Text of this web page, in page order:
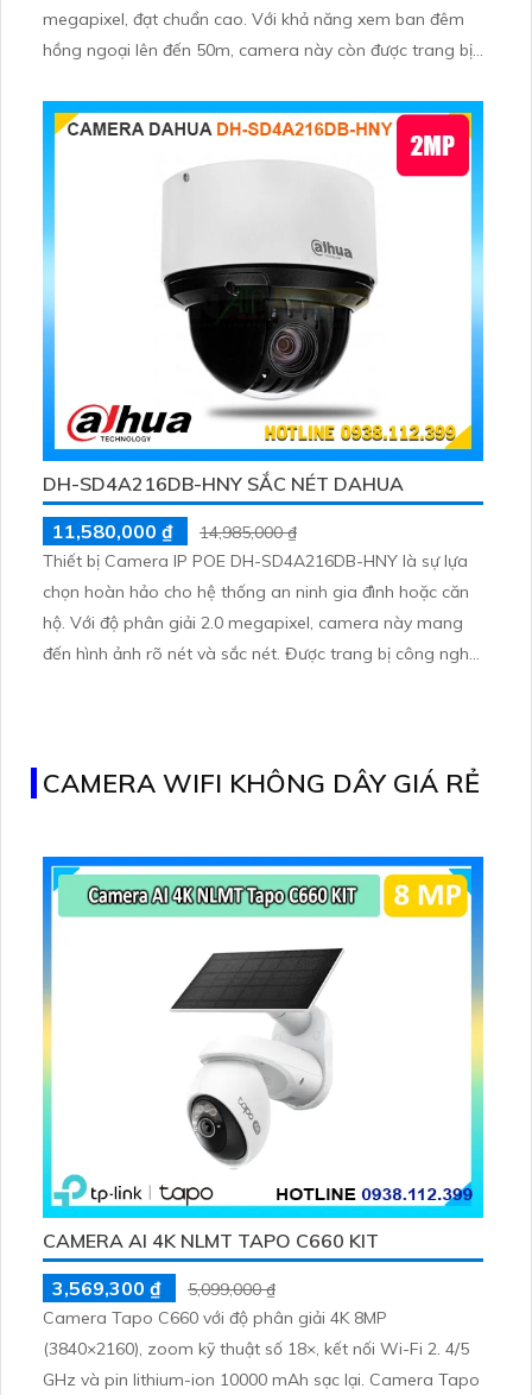
megapixel, đạt chuẩn cao. Với khả năng xem ban đêm
hồng ngoại lên đến 50m, camera này còn được trang bị
giúp tái tạo màu sắc trung thực, lắp đặt dễ dàng cho
gia đình, căn hộ
DH-SD4A216DB-HNY SẮC NÉT DAHUA
11,580,000 ₫
14,985,000 ₫
Thiết bị Camera IP POE DH-SD4A216DB-HNY là sự lựa
chọn hoàn hảo cho hệ thống an ninh gia đình hoặc căn
hộ. Với độ phân giải 2.0 megapixel, camera này mang
đến hình ảnh rõ nét và sắc nét. Được trang bị công nghệ
CAMERA WIFI KHÔNG DÂY GIÁ RẺ
CAMERA AI 4K NLMT TAPO C660 KIT
3,569,300 ₫
5,099,000 ₫
Camera Tapo C660 với độ phân giải 4K 8MP
(3840×2160), zoom kỹ thuật số 18×, kết nối Wi-Fi 2. 4/5
GHz và pin lithium-ion 10000 mAh sạc lại. Camera Tapo